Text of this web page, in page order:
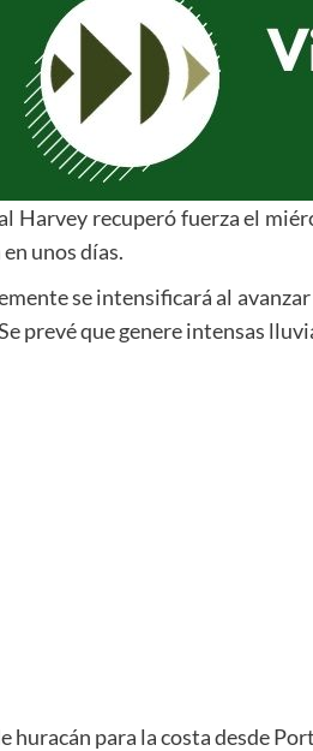
Harvey recuperó fuerza el
unos días.
se intensificará al
prevé que genere intensas
huracán para la costa desde